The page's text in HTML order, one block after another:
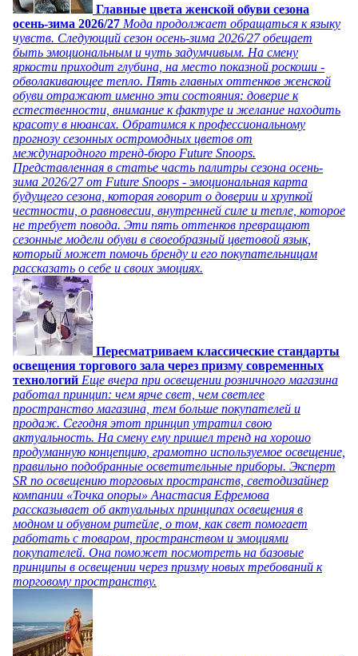
Главные цвета женской обуви сезона
осень-зима 2026/27 Мода продолжает обращаться к языку
чувств. Следующий сезон осень-зима 2026/27 обещает
быть эмоциональным и чуть задумчивым. На смену
яркости приходит глубина, на место показной роскоши -
обволакивающее тепло. Пять главных оттенков женской
обуви отражают именно эти состояния: доверие к
естественности, внимание к фактуре и желание находить
красоту в нюансах. Обратимся к профессиональному
прогнозу сезонных остромодных цветов от
международного тренд-бюро Future Snoops.
Представленная в статье часть палитры сезона осень-
зима 2026/27 от Future Snoops - эмоциональная карта
будущего сезона, которая говорит о доверии и хрупкой
честности, о равновесии, внутренней силе и тепле, которое
не требует повода. Эти пять оттенков превращают
сезонные модели обуви в своеобразный цветовой язык,
который может помочь бренду и его покупательницам
рассказать о себе и своих эмоциях.
Пересматриваем классические стандарты
освещения торгового зала через призму современных
технологий Еще вчера при освещении розничного магазина
работал принцип: чем ярче свет, чем светлее
пространство магазина, тем больше покупателей и
продаж. Сегодня этот принцип утратил свою
актуальность. На смену ему пришел тренд на хорошо
продуманную концепцию, грамотно используемое освещение,
правильно подобранные осветительные приборы. Эксперт
SR по освещению торговых пространств, светодизайнер
компании «Точка опоры» Анастасия Ефремова
рассказывает об актуальных принципах освещения в
модном и обувном ритейле, о том, как свет помогает
работать с товаром, пространством и эмоциями
покупателей. Она поможет посмотреть на базовые
принципы в освещении через призму новых требований к
торговому пространству.